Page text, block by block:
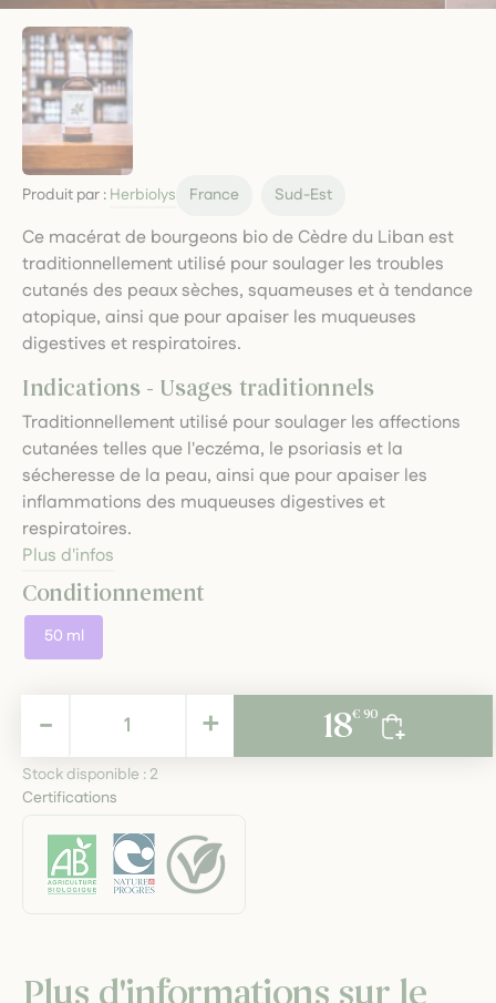
Produit par : Herbiolys France Sud-Est
Ce macérat de bourgeons bio de Cèdre du Liban est
traditionnellement utilisé pour soulager les troubles
cutanés des peaux sèches, squameuses et à tendance
atopique, ainsi que pour apaiser les muqueuses
digestives et respiratoires.
Indications - Usages traditionnels
Traditionnellement utilisé pour soulager les affections
cutanées telles que l'eczéma, le psoriasis et la
sécheresse de la peau, ainsi que pour apaiser les
inflammations des muqueuses digestives et
respiratoires.
Plus d'infos
Conditionnement
50 ml
18,90 € TTC+
- 18€ 90
Stock disponible : 2
Certifications
Plus d'informations sur le